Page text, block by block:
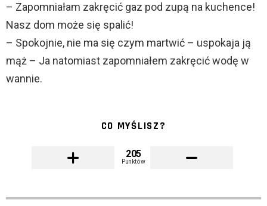
– Zapomniałam zakręcić gaz pod zupą na kuchence!
Nasz dom może się spalić!
– Spokojnie, nie ma się czym martwić – uspokaja ją
mąż – Ja natomiast zapomniałem zakręcić wodę w
wannie.
CO MYŚLISZ?
205
Punktów